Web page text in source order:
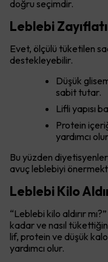
doğru seçimdir.
Leblebi
Evet, ölçülü tüketilen
destekleyebilir.
Düşük
sabit tutar.
Lifli yapısı
Protein
yardımcı
Bu yüzden
avuç leblebiyi
Leblebi Kilo
“Leblebi kilo aldırır
kadar ve nasıl
lif, protein ve düşük
yardımcı olur.